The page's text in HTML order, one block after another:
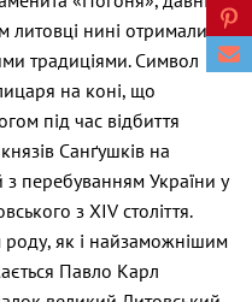
литовці нині отримали
традиціями. Символ
на коні, що
під час відбиття
Санґушків на
з перебуванням України у
з ХIV століття.
як і найзаможнішим
Павло Карл